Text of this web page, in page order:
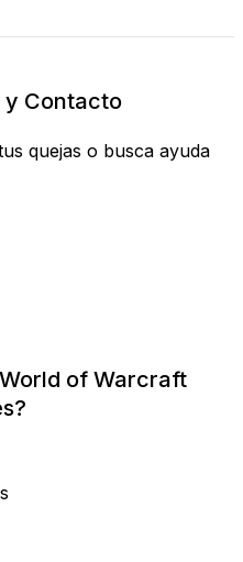
y Contacto
quejas o busca ayuda
of Warcraft